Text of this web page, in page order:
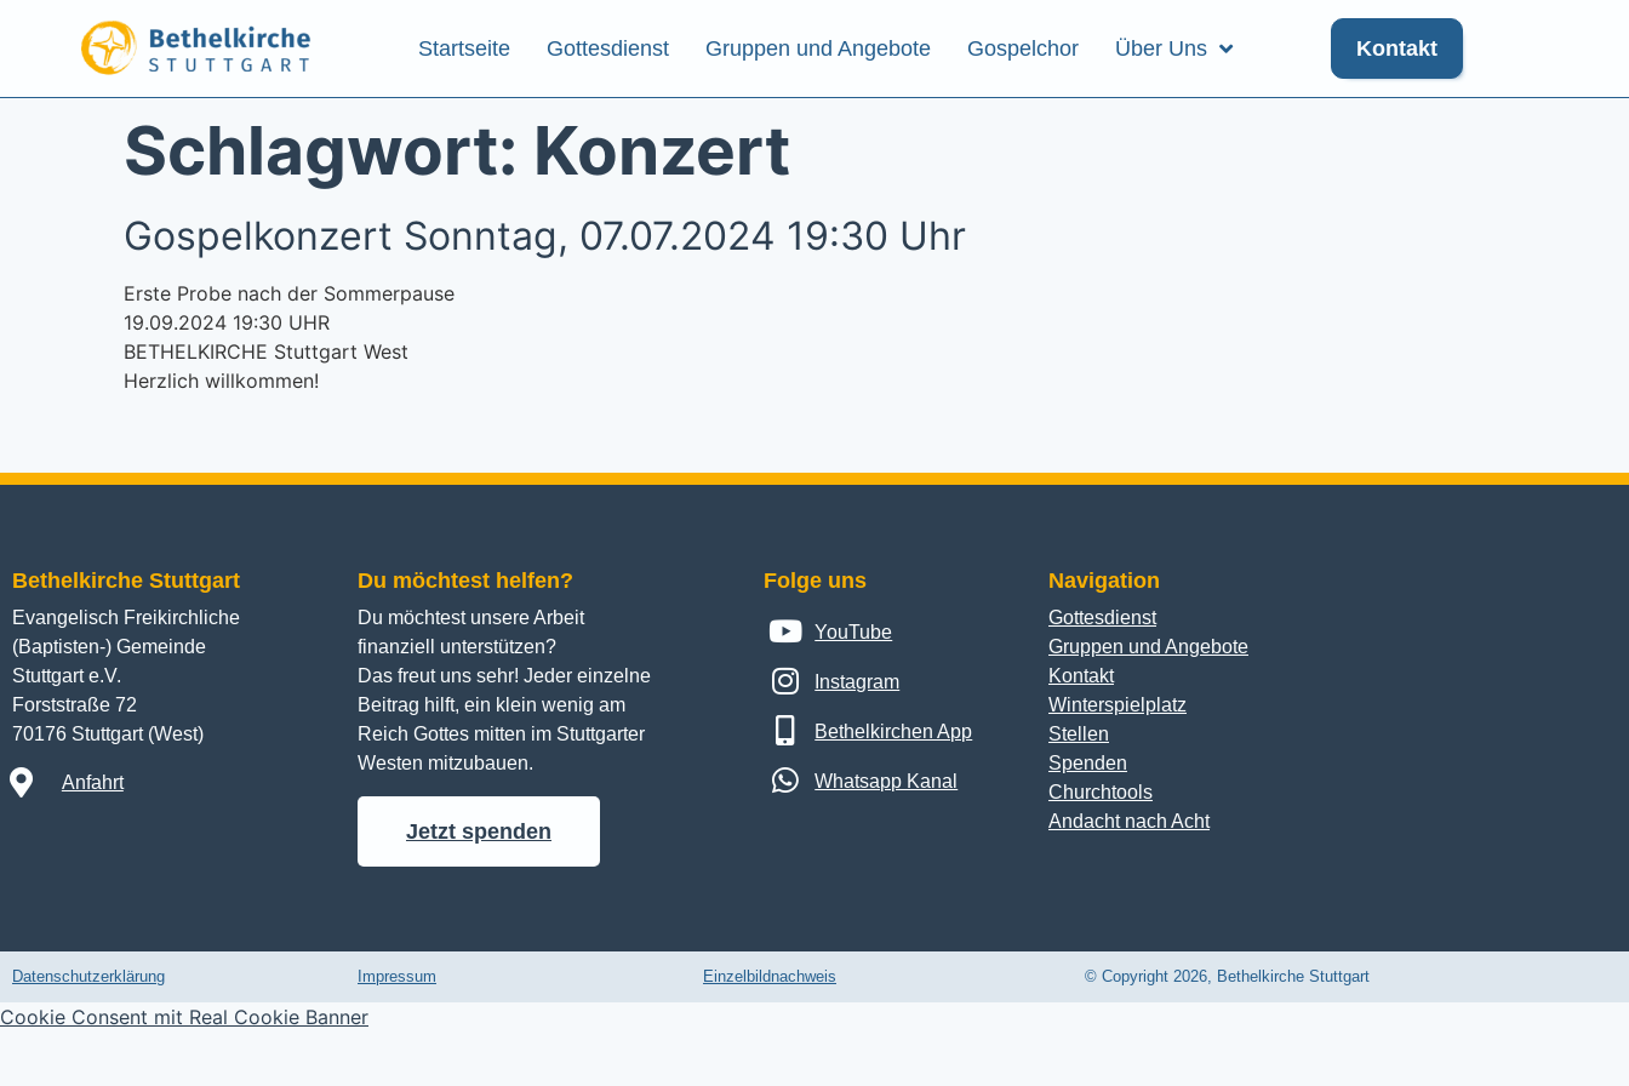
Startseite Gottesdienst Gruppen und Angebote Gospelchor Über Uns Kontakt
Schlagwort: Konzert
Gospelkonzert Sonntag, 07.07.2024 19:30 Uhr
Erste Probe nach der Sommerpause
19.09.2024 19:30 UHR
BETHELKIRCHE Stuttgart West
Herzlich willkommen!
Bethelkirche Stuttgart
Evangelisch Freikirchliche
(Baptisten-) Gemeinde
Stuttgart e.V.
Forststraße 72
70176 Stuttgart (West)
Anfahrt
Du möchtest helfen?
Du möchtest unsere Arbeit
finanziell unterstützen?
Das freut uns sehr! Jeder einzelne
Beitrag hilft, ein klein wenig am
Reich Gottes mitten im Stuttgarter
Westen mitzubauen.
Jetzt spenden
Folge uns
YouTube
Instagram
Bethelkirchen App
Whatsapp Kanal
Navigation
Gottesdienst
Gruppen und Angebote
Kontakt
Winterspielplatz
Stellen
Spenden
Churchtools
Andacht nach Acht
Datenschutzerklärung Impressum Einzelbildnachweis © Copyright 2026, Bethelkirche Stuttgart
Cookie Consent mit Real Cookie Banner